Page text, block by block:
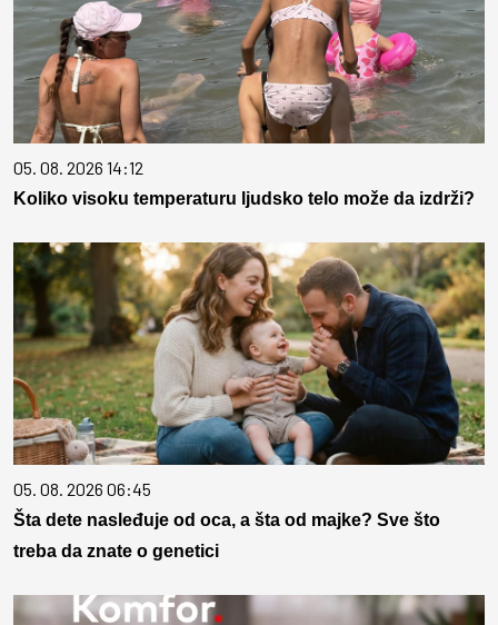
05. 08. 2026 14:12
Koliko visoku temperaturu ljudsko telo može da izdrži?
05. 08. 2026 06:45
Šta dete nasleđuje od oca, a šta od majke? Sve što
treba da znate o genetici